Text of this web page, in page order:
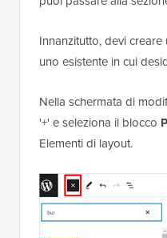
Innanzitutto, devi
uno esistente in cui
Nella schermata di
'+' e seleziona il blocco
Elementi di layout.